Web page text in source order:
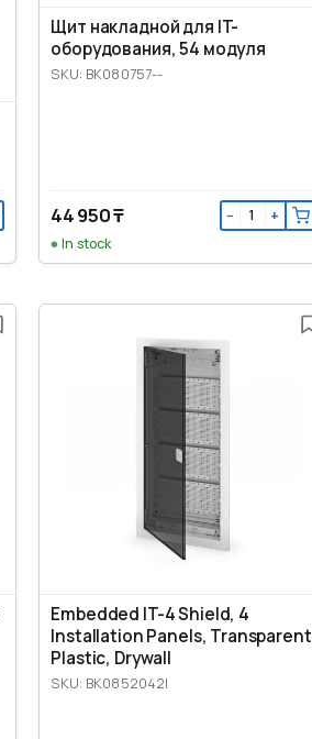
Щит накладной для IT-
оборудования, 54 модуля
SKU: BK080757--
44 950 ₸ − +
In stock
Embedded IT-4 Shield, 4
Installation Panels, Transparent
Plastic, Drywall
SKU: BK0852042I